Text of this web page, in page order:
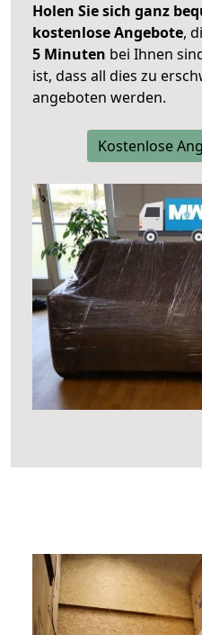
Holen Sie sich ganz
kostenlose Angebote,
5 Minuten bei Ihnen
ist, dass all dies zu
angeboten werden.
Kostenlose